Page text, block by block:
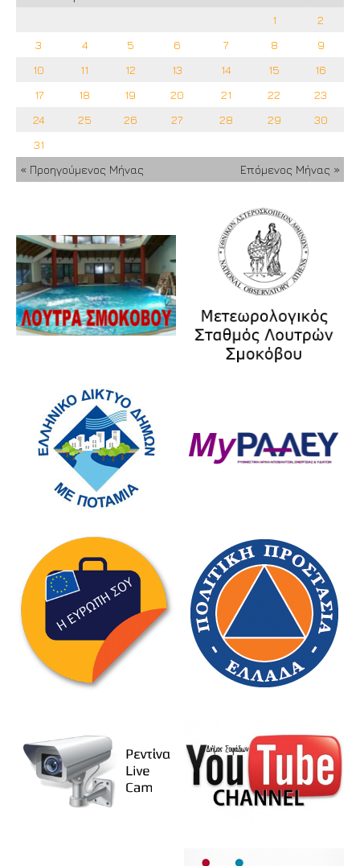
1
2
3
4 5 6 7 8
9
10
11 12 13 14 15
16
17
18 19 20 21 22
23
24
25 26 27 28 29
30
31
« Προηγούμενος Μήνας
Επόμενος Μήνας »